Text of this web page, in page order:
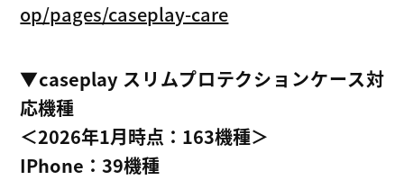
op/pages/caseplay-care
▼caseplay スリムプロテクションケース対
応機種
＜2026年1月時点：163機種＞
IPhone：39機種